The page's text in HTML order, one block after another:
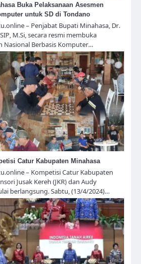
Buka Pelaksanaan Asesmen
untuk SD di Tondano
– Penjabat Bupati Minahasa, Dr.
M.Si, secara resmi membuka
Nasional Berbasis Komputer…
Catur Kabupaten Minahasa
– Kompetisi Catur Kabupaten
Jusak Kereh (JKR) dan Audy
berlangsung. Sabtu, (13/4/2024)…